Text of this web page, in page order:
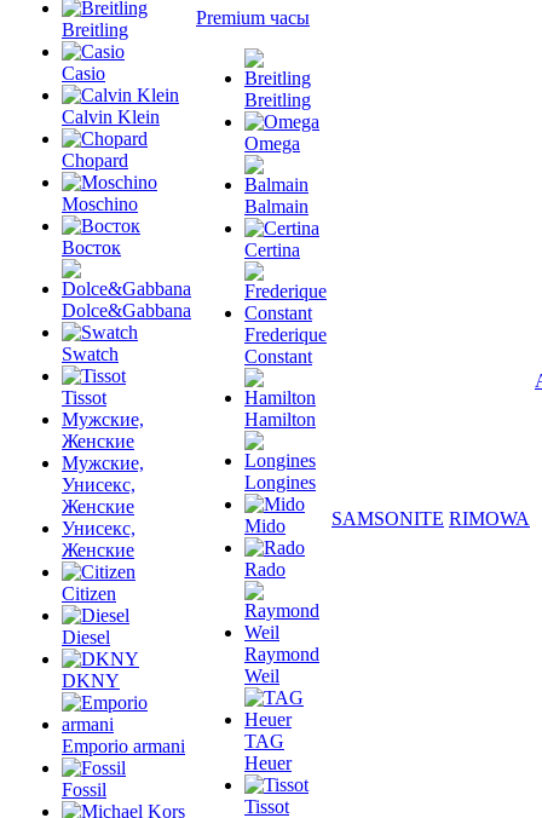
Breitling
Casio
Calvin Klein
Chopard
Moschino
Восток
Dolce&Gabbana
Swatch
Tissot
Мужские,
Женские
Мужские,
Унисекс,
Женские
Унисекс,
Женские
Citizen
Diesel
DKNY
Emporio armani
Fossil
Premium часы
Breitling
Omega
Balmain
Certina
Frederique
Constant
Hamilton
Longines
Mido
Rado
Raymond
Weil
TAG
Heuer
Tissot
SAMSONITE RIMOWA